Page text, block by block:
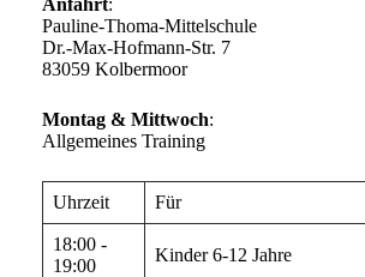
Pauline-Thoma-Mittelschule
Dr.-Max-Hofmann-Str. 7
83059 Kolbermoor
Montag & Mittwoch:
Allgemeines Training
Uhrzeit Für
18:00 -
19:00
Kinder 6-12 Jahre